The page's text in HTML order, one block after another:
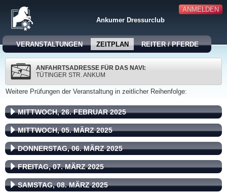
ANMELDEN
Ankumer Dressurclub
VERANSTALTUNGEN ZEITPLAN REITER / PFERDE
ANFAHRTSADRESSE FÜR DAS NAVI:
TÜTINGER STR. ANKUM
Weitere Prüfungen der Veranstaltung in zeitlicher Reihenfolge:
MITTWOCH, 26. FEBRUAR 2025
MITTWOCH, 05. MÄRZ 2025
DONNERSTAG, 06. MÄRZ 2025
FREITAG, 07. MÄRZ 2025
SAMSTAG, 08. MÄRZ 2025